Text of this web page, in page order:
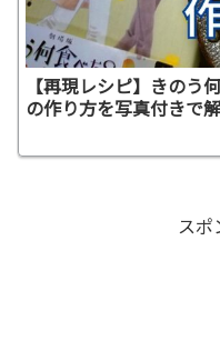
【再現レシピ】きのう
の作り方を写真付きで
スポ